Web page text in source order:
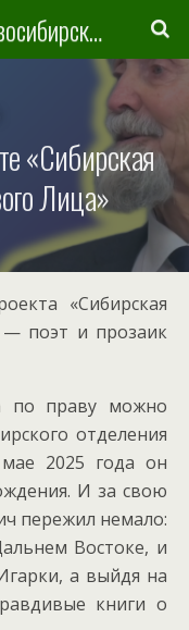
Литературная карта Новосибирска и Новосибирской области
«Сибирская
Лица»
«Сибирская
— поэт и прозаик
по праву можно
отделения
2025 года он
И за свою
пережил немало:
Востоке, и
а выйдя на
книги о